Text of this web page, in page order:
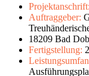
Projektanschrift:
Auftraggeber:
18209 Bad
Fertigstellung: